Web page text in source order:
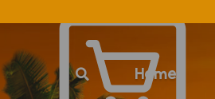
Home